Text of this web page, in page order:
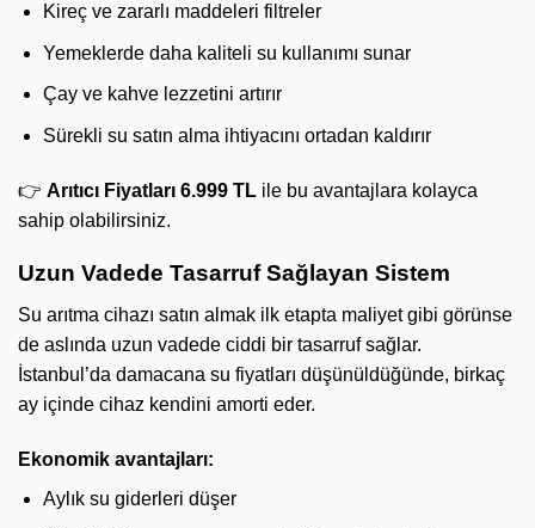
Kireç ve zararlı maddeleri filtreler
Yemeklerde daha kaliteli su kullanımı sunar
Çay ve kahve lezzetini artırır
Sürekli su satın alma ihtiyacını ortadan kaldırır
👉 Arıtıcı Fiyatları 6.999 TL ile bu avantajlara kolayca
sahip olabilirsiniz.
Uzun Vadede Tasarruf Sağlayan Sistem
Su arıtma cihazı satın almak ilk etapta maliyet gibi görünse
de aslında uzun vadede ciddi bir tasarruf sağlar.
İstanbul’da damacana su fiyatları düşünüldüğünde, birkaç
ay içinde cihaz kendini amorti eder.
Ekonomik avantajları:
Aylık su giderleri düşer